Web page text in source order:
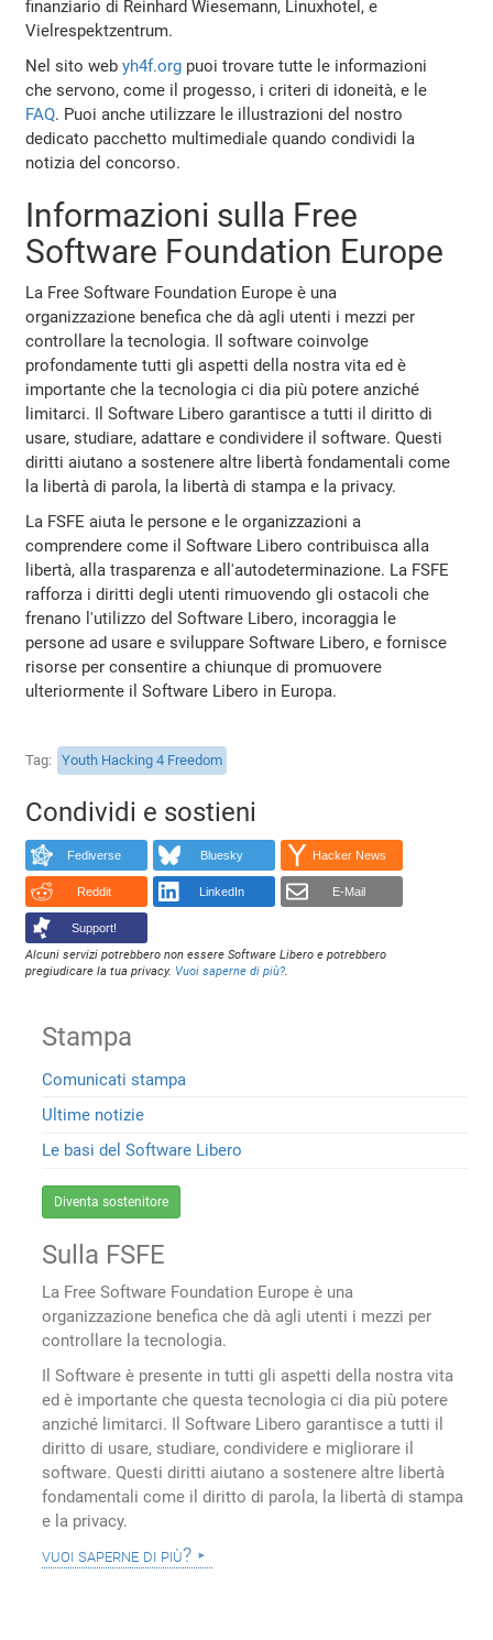
finanziario di Reinhard Wiesemann, Linuxhotel, e
Vielrespektzentrum.
Nel sito webyh4f.org puoi trovare tutte le informazioni
che servono, come il progesso, i criteri di idoneità, e le
FAQ. Puoi anche utilizzare le illustrazioni del nostro
dedicato pacchetto multimediale quando condividi la
notizia del concorso.
Informazioni sulla Free
Software Foundation Europe
La Free Software Foundation Europe è una
organizzazione benefica che dà agli utenti i mezzi per
controllare la tecnologia. Il software coinvolge
profondamente tutti gli aspetti della nostra vita ed è
importante che la tecnologia ci dia più potere anziché
limitarci. Il Software Libero garantisce a tutti il diritto di
usare, studiare, adattare e condividere il software. Questi
diritti aiutano a sostenere altre libertà fondamentali come
la libertà di parola, la libertà di stampa e la privacy.
La FSFE aiuta le persone e le organizzazioni a
comprendere come il Software Libero contribuisca alla
libertà, alla trasparenza e all'autodeterminazione. La FSFE
rafforza i diritti degli utenti rimuovendo gli ostacoli che
frenano l'utilizzo del Software Libero, incoraggia le
persone ad usare e sviluppare Software Libero, e fornisce
risorse per consentire a chiunque di promuovere
ulteriormente il Software Libero in Europa.
Tag Youth Hacking 4 Freedom
Condividi e sostieni
Fediverse Bluesky Hacker News
Reddit LinkedIn E-Mail
Support!
Alcuni servizi potrebbero non essere Software Libero e potrebbero
pregiudicare la tua privacy. Vuoi saperne di più?.
Stampa
Comunicati stampa
Ultime notizie
Le basi del Software Libero
Diventa sostenitore
Sulla FSFE
La Free Software Foundation Europe è una
organizzazione benefica che dà agli utenti i mezzi per
controllare la tecnologia.
Il Software è presente in tutti gli aspetti della nostra vita
ed è importante che questa tecnologia ci dia più potere
anziché limitarci. Il Software Libero garantisce a tutti il
diritto di usare, studiare, condividere e migliorare il
software. Questi diritti aiutano a sostenere altre libertà
fondamentali come il diritto di parola, la libertà di stampa
e la privacy.
vuoi saperne di più?